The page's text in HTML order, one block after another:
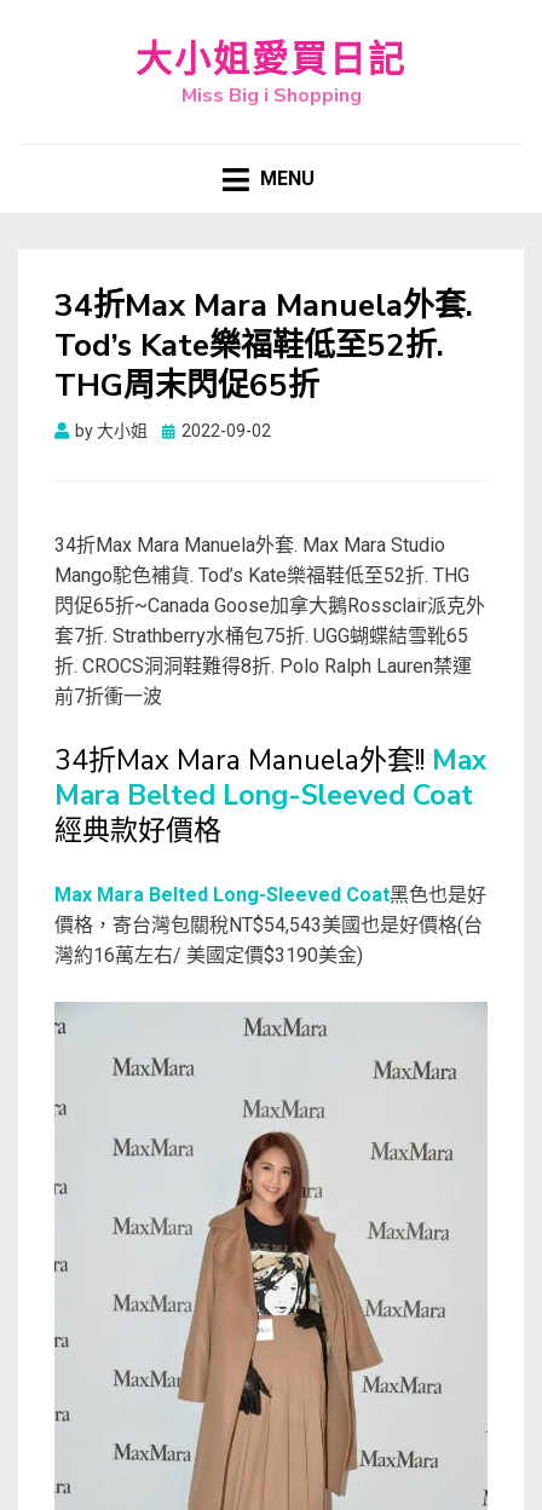
大小姐愛買日記
Miss Big i Shopping
MENU
34折Max Mara Manuela外套.
Tod’s Kate樂福鞋低至52折.
THG周末閃促65折
by大小姐
Posted
2022-09-02
34折Max Mara Manuela外套. Max Mara Studio
Mango駝色補貨. Tod’s Kate樂福鞋低至52折. THG
閃促65折~Canada Goose加拿大鵝Rossclair派克外
套7折. Strathberry水桶包75折. UGG蝴蝶結雪靴65
折. CROCS洞洞鞋難得8折. Polo Ralph Lauren禁運
前7折衝一波
34折Max Mara Manuela外套!! Max
Mara Belted Long-Sleeved Coat
經典款好價格
Max Mara Belted Long-Sleeved Coat黑色也是好
價格，寄台灣包關稅NT$54,543美國也是好價格(台
灣約16萬左右/ 美國定價$3190美金)